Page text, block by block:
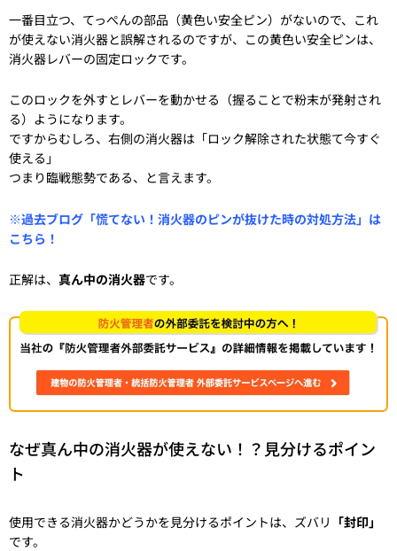
一番目立つ、てっぺんの部品（黄色い安全ピン）がないので、これ
が使えない消火器と誤解されるのですが、この黄色い安全ピンは、
消火器レバーの固定ロックです。
このロックを外すとレバーを動かせる（握ることで粉末が発射され
る）ようになります。
ですからむしろ、右側の消火器は「ロック解除された状態て今すぐ
使える」
つまり臨戦態勢である、と言えます。
※過去ブログ「慌てない！消火器のピンが抜けた時の対処方法」は
こちら！
正解は、 真ん中の消火器です。
なぜ真ん中の消火器が使えない！？見分けるポイン
ト
使用できる消火器かどうかを見分けるポイントは、ズバリ 「封印」
です。